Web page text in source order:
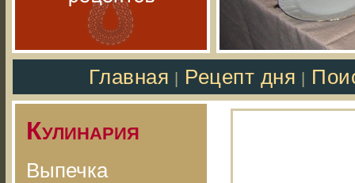
Главная Рецепт дня
Кулинария
Выпечка